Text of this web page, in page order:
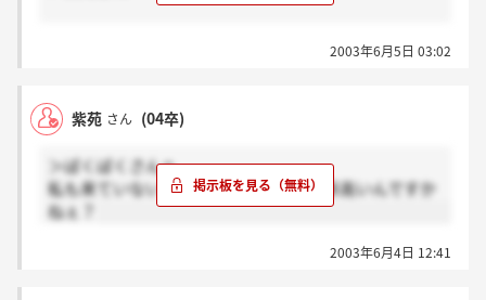
（＞＜）
2003年6月5日 03:02
紫苑 さん (04卒)
＞ばくばくさんへ
私も来ていないので気になります。倍率高いんですか
ねぇ？
2003年6月4日 12:41